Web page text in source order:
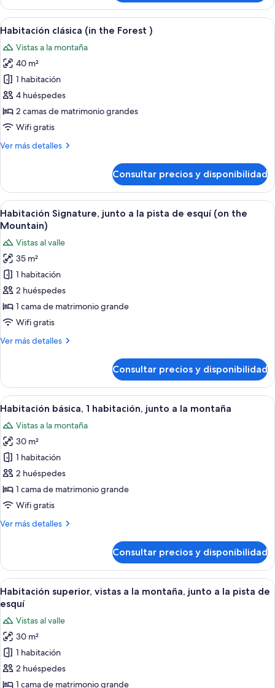
al
valle,
junto
a
la
montaña
superior,
cama
matrimonio
grande,
vistas
al
valle,
junto
a
la
Abrir
todas
las
fotos
de
Habitación
clásica
(in
Forest
Habitación clásica (in the Forest ) |
10
Habitación clásica (in the Forest )
Vistas a la montaña
40 m²
1 habitación
4 huéspedes
2 camas de matrimonio grandes
Wifi gratis
Ver más detalles
Más
clásica
(in
the
Forest
Consultar precios y disponibilidad
Abrir
todas
fotos
de
Habitación
Signature,
junto
a
pista
(on
the
Mountain)
Una estructura de madera con
7
Habitación Signature, junto a la pista de esquí (on the
Mountain)
Vistas al valle
35 m²
1 habitación
2 huéspedes
1 cama de matrimonio grande
Wifi gratis
Ver más detalles
Más
Signature,
junto
a
pista
de
esquí
(on
the
Mountain)
Consultar precios y disponibilidad
Abrir
todas
las
fotos
de
Habitación
básica,
1
habitación,
junto
montaña
Un puente de madera que conduce
6
Habitación básica, 1 habitación, junto a la montaña
Vistas a la montaña
30 m²
1 habitación
2 huéspedes
1 cama de matrimonio grande
Wifi gratis
Ver más detalles
Más
básica,
habitación,
junto
la
montaña
Consultar precios y disponibilidad
Abrir
todas
fotos
de
Habitación
superior,
vistas
Un dormitorio con cama, escritorio y
9
Habitación superior, vistas a la montaña, junto a la pista de
esquí
Vistas al valle
30 m²
1 habitación
2 huéspedes
1 cama de matrimonio grande